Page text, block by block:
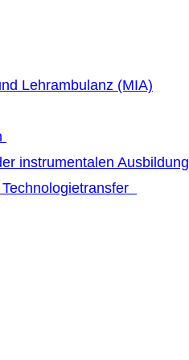
Lehrambulanz (MIA)
instrumentalen Ausbildung